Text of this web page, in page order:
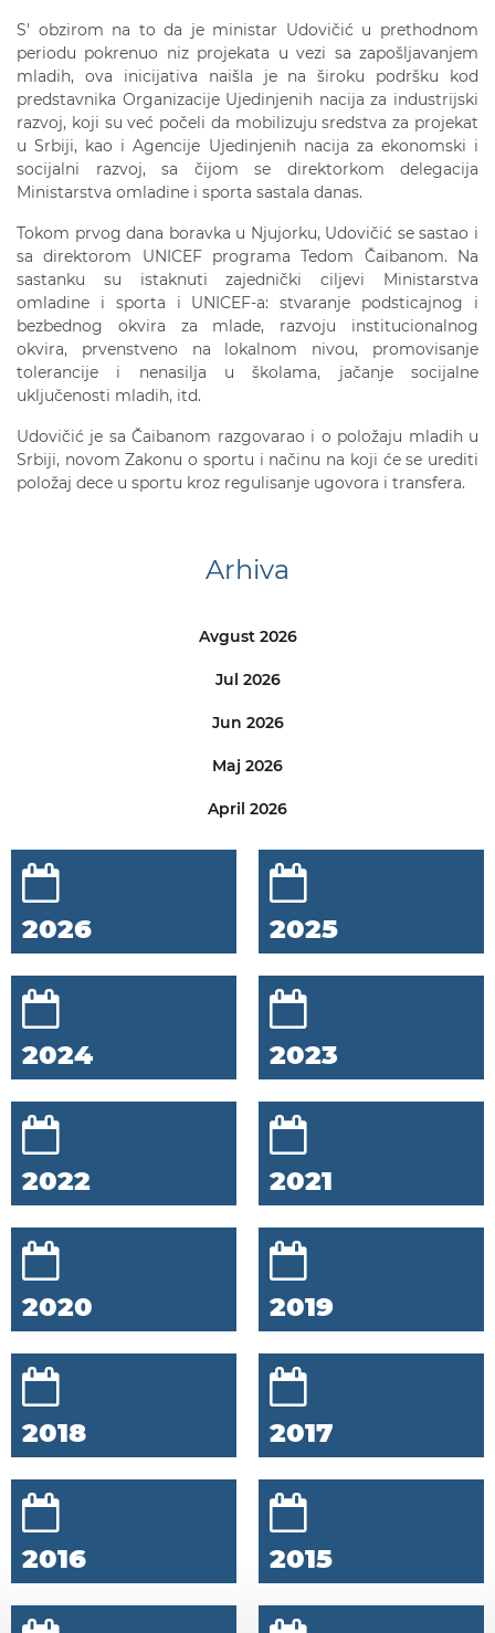
S' obzirom na to da je ministar Udovičić u prethodnom
periodu pokrenuo niz projekata u vezi sa zapošljavanjem
mladih, ova inicijativa naišla je na široku podršku kod
predstavnika Organizacije Ujedinjenih nacija za industrijski
razvoj, koji su već počeli da mobilizuju sredstva za projekat
u Srbiji, kao i Agencije Ujedinjenih nacija za ekonomski i
socijalni razvoj, sa čijom se direktorkom delegacija
Ministarstva omladine i sporta sastala danas.
Tokom prvog dana boravka u Njujorku, Udovičić se sastao i
sa direktorom UNICEF programa Tedom Čaibanom. Na
sastanku su istaknuti zajednički ciljevi Ministarstva
omladine i sporta i UNICEF-a: stvaranje podsticajnog i
bezbednog okvira za mlade, razvoju institucionalnog
okvira, prvenstveno na lokalnom nivou, promovisanje
tolerancije i nenasilja u školama, jačanje socijalne
uključenosti mladih, itd.
Udovičić je sa Čaibanom razgovarao i o položaju mladih u
Srbiji, novom Zakonu o sportu i načinu na koji će se urediti
položaj dece u sportu kroz regulisanje ugovora i transfera.
Arhiva
Avgust 2026
Jul 2026
Jun 2026
Maj 2026
April 2026
2026 2025
2024 2023
2022 2021
2020 2019
2018 2017
2016 2015